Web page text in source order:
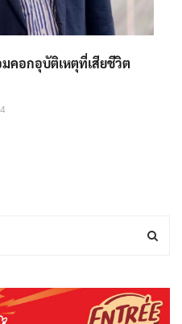
มคอกอุบัติเหตุที่เสียชีวิต